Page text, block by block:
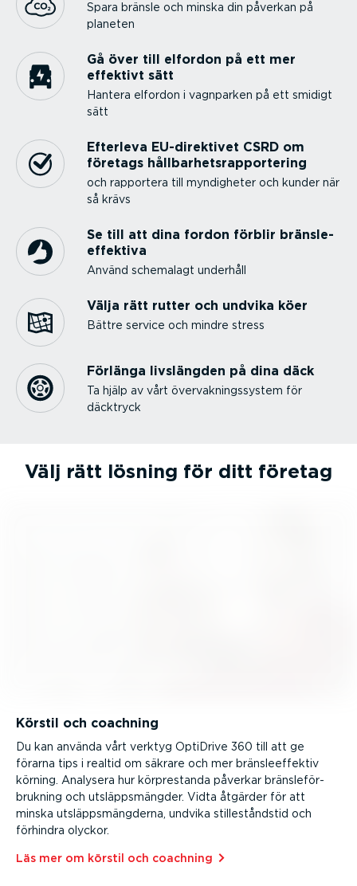
Spara bränsle och minska din påverkan på
planeten
Gå över till elfordon på ett mer
effektivt sätt
Hantera elfordon i vagnparken på ett smidigt
sätt
Efterleva EU-di­rek­tivet CSRD om
företags hållbar­hets­rap­por­tering
och rapportera till myndigheter och kunder när
så krävs
Se till att dina fordon förblir bräns­le­
ef­fektiva
Använd schemalagt underhåll
Välja rätt rutter och undvika köer
Bättre service och mindre stress
Förlänga livslängden på dina däck
Ta hjälp av vårt övervak­nings­system för
däcktryck
Välj rätt lösning för ditt företag
Körstil och coachning
Du kan använda vårt verktyg OptiDrive 360 till att ge
förarna tips i realtid om säkrare och mer bräns­le­ef­fektiv
körning. Analysera hur körpre­standa påverkar bräns­le­för­
brukning och utsläpps­mängder. Vidta åtgärder för att
minska utsläpps­mäng­derna, undvika stille­ståndstid och
förhindra olyckor.
Läs mer om körstil och coachning⁠